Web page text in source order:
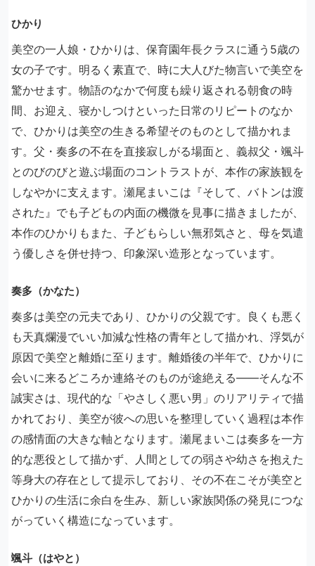
ひかり
美空の一人娘・ひかりは、保育園年長クラスに通う5歳の
女の子です。明るく素直で、時に大人びた物言いで美空を
驚かせます。物語のなかで何度も繰り返される朝食の時
間、お迎え、寝かしつけといった日常のリピートのなか
で、ひかりは美空の生きる希望そのものとして描かれま
す。父・奏多の不在を直接寂しがる場面と、義叔父・颯斗
とのびのびと遊ぶ場面のコントラストが、本作の家族観を
しなやかに支えます。瀬尾まいこは『そして、バトンは渡
された』でも子どもの内面の機微を見事に描きましたが、
本作のひかりもまた、子どもらしい無邪気さと、母を気遣
う優しさを併せ持つ、印象深い造形となっています。
奏多（かなた）
奏多は美空の元夫であり、ひかりの父親です。良くも悪く
も天真爛漫でいい加減な性格の青年として描かれ、浮気が
原因で美空と離婚に至ります。離婚後の半年で、ひかりに
会いに来るどころか連絡そのものが途絶える――そんな不
誠実さは、現代的な「やさしく悪い男」のリアリティで描
かれており、美空が彼への思いを整理していく過程は本作
の感情面の大きな軸となります。瀬尾まいこは奏多を一方
的な悪役として描かず、人間としての弱さや幼さを抱えた
等身大の存在として提示しており、その不在こそが美空と
ひかりの生活に余白を生み、新しい家族関係の発見につな
がっていく構造になっています。
颯斗（はやと）